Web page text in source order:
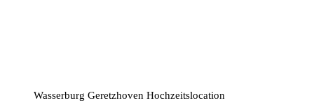
Wasserburg Geretzhoven Hochzeitslocation